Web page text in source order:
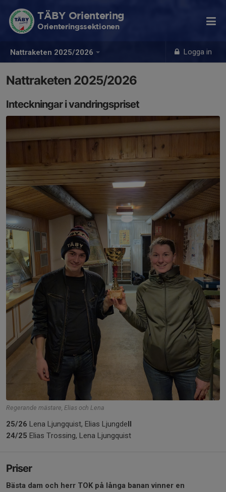
Nattraketen 2025/2026 Logga in
TÄBY Orientering
Orienteringssektionen
Nattraketen 2025/2026
Inteckningar i vandringspriset
Regerande mästare, Elias och Lena
25/26 Lena Ljungquist, Elias Ljungdell
24/25 Elias Trossing, Lena Ljungquist
Priser
Bästa dam och herr TOK på långa banan vinner en